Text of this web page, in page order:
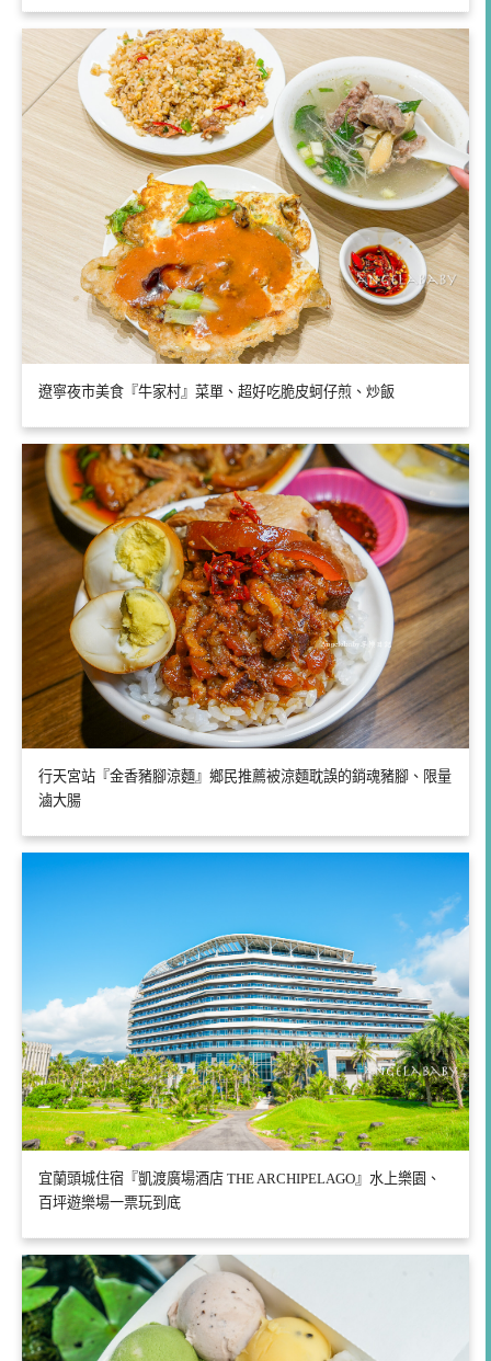
遼寧夜市美食『牛家村』菜單、超好吃脆皮蚵仔煎、炒飯
行天宮站『金香豬腳涼麵』鄉民推薦被涼麵耽誤的銷魂豬腳、限量
滷大腸
宜蘭頭城住宿『凱渡廣場酒店 THE ARCHIPELAGO』水上樂園、
百坪遊樂場一票玩到底